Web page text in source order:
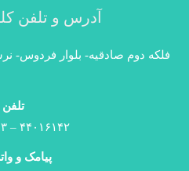
آدرس و تلفن
فلکه دوم صادقیه- بلوار فردوس-
تلفن
۴۴۰۱۶۱۴۲ – ۴۴۰۵۸۷۶۳
پیامک و